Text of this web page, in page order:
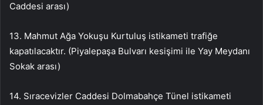
Caddesi arası)
13. Mahmut Ağa Yokuşu Kurtuluş istikameti trafiğe
kapatılacaktır. (Piyalepaşa Bulvarı kesişimi ile Yay Meydanı
Sokak arası)
14. Sıracevizler Caddesi Dolmabahçe Tünel istikameti